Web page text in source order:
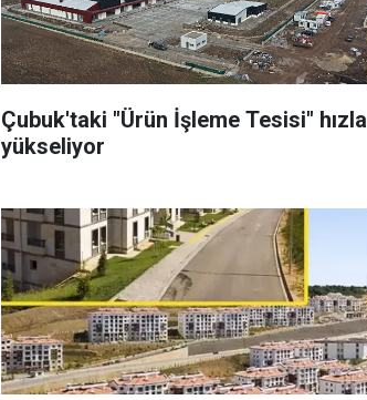
Çubuk'taki "Ürün İşleme Tesisi" hızla
yükseliyor